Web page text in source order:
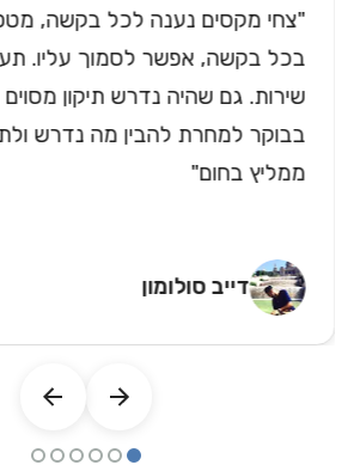
"צחי מקסים נענה לכל בקשה,
בכל בקשה, אפשר לסמוך עליו.
שירות. גם שהיה נדרש תיקון
בבוקר למחרת להבין מה נדרש
ממליץ בחום"
דייב סולומון